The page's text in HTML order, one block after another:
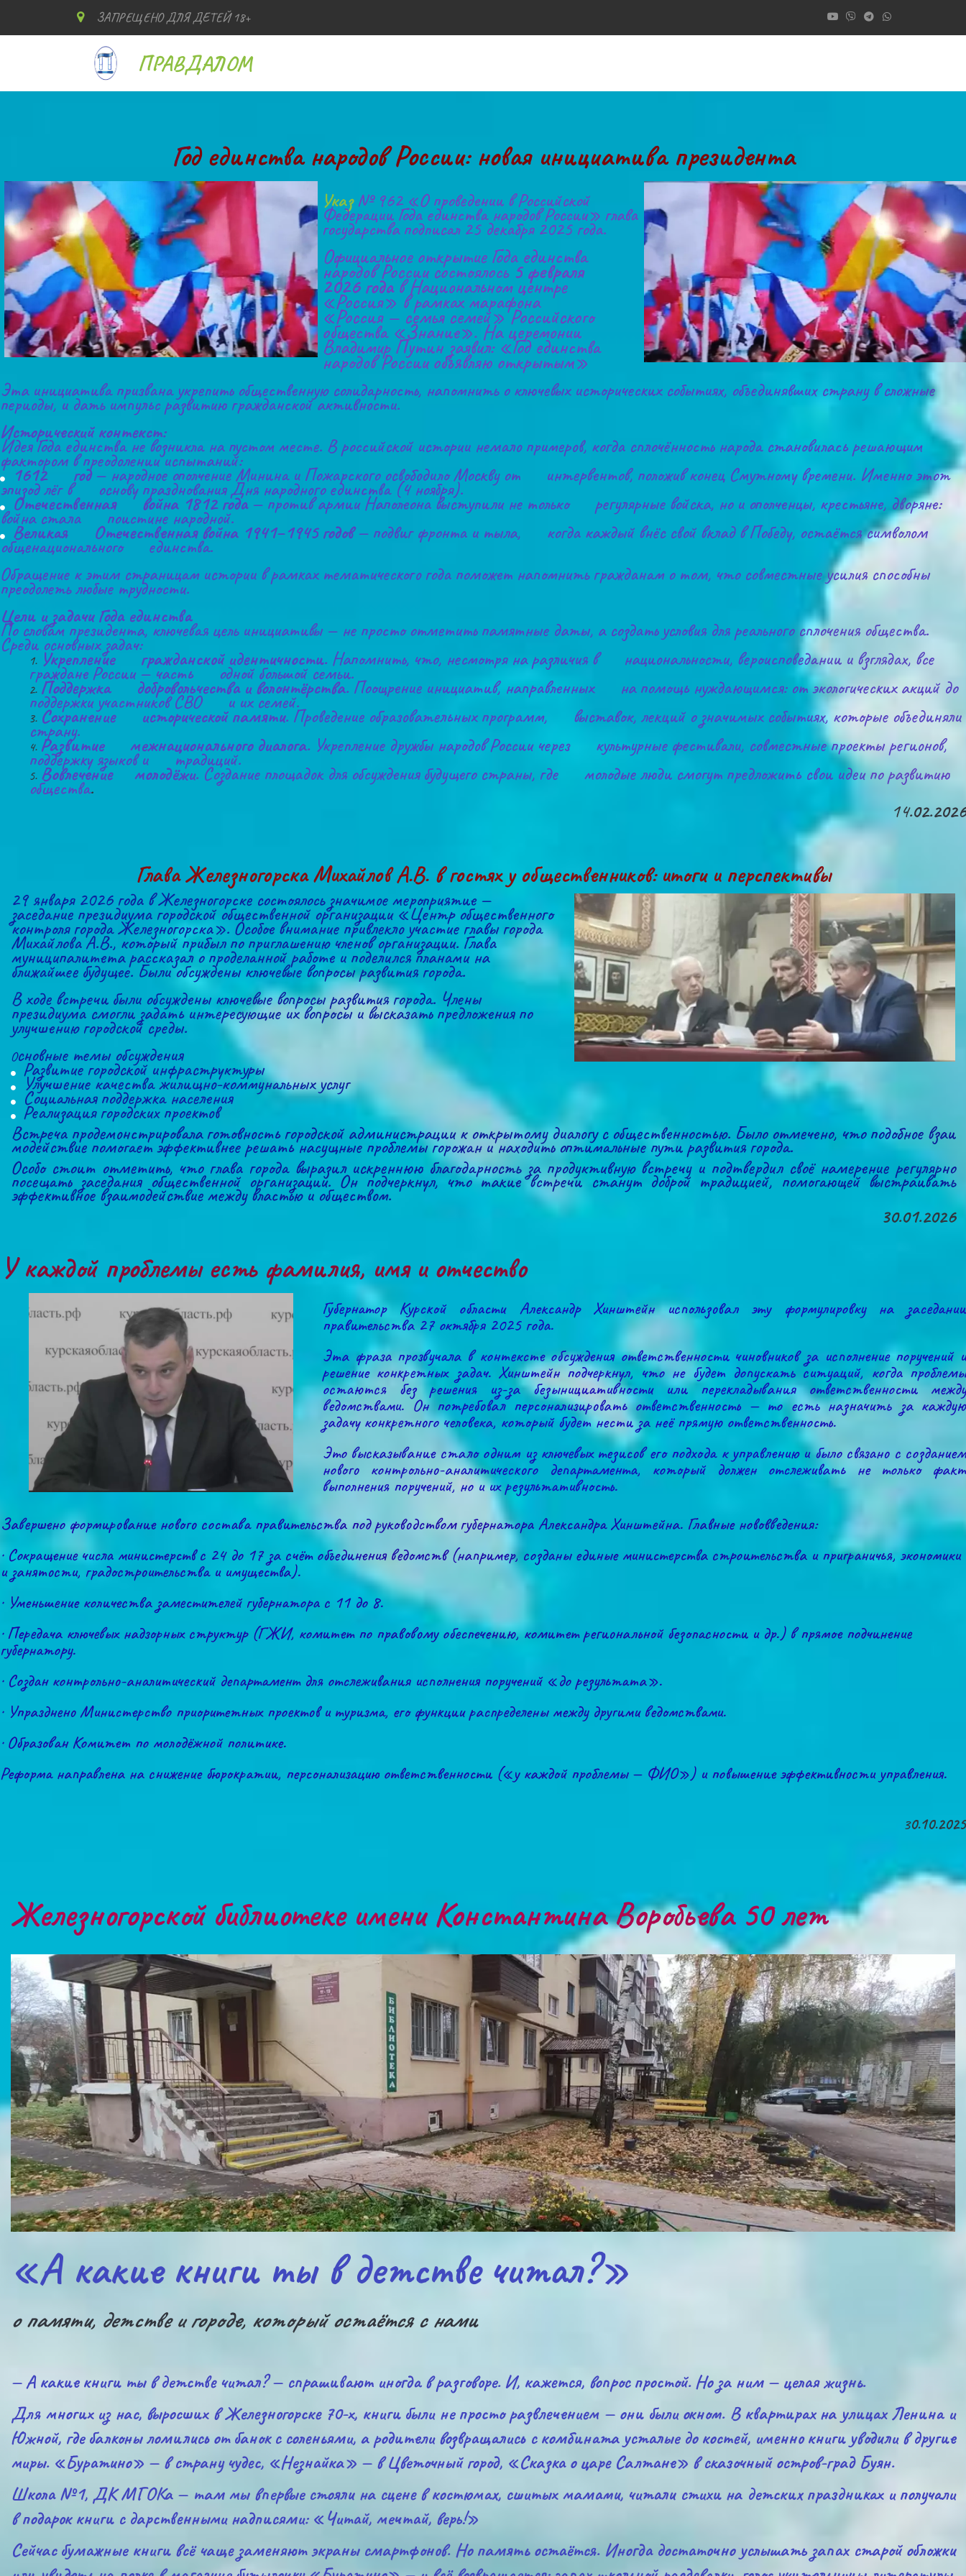
ЗАПРЕЩЕНО ДЛЯ ДЕТЕЙ 18+
ПРАВДАЛОМ
Год единства народов России: новая инициатива президента
Указ № 962 «О проведении в Российской
Федерации Года единства народов России» глава
государства подписал 25 декабря 2025 года.
Официальное открытие Года единства
народов России состоялось 5 февраля
2026 года в Национальном центре
«Россия» в рамках марафона
«Россия — семья семей» Российского
общества «Знание». На церемонии
Владимир Путин заявил: «Год единства
народов России объявляю открытым»
Эта инициатива призвана укрепить общественную солидарность, напомнить о ключевых исторических событиях, объединявших страну в сложные
периоды, и дать импульс развитию гражданской активности.
Исторический контекст:
Идея Года единства не возникла на пустом месте. В российской истории немало примеров, когда сплочённость народа становилась решающим
фактором в преодолении испытаний:
1612      год — народное ополчение Минина и Пожарского освободило Москву от      интервентов, положив конец Смутному времени. Именно этот
эпизод лёг в      основу празднования Дня народного единства (4 ноября).
Отечественная      война 1812 года — против армии Наполеона выступили не только      регулярные войска, но и ополченцы, крестьяне, дворяне:
война стала      поистине народной.
Великая      Отечественная война 1941–1945 годов — подвиг фронта и тыла,      когда каждый внёс свой вклад в Победу, остаётся символом
общенационального      единства.
Обращение к этим страницам истории в рамках тематического года поможет напомнить гражданам о том, что совместные усилия способны
преодолеть любые трудности.
Цели и задачи Года единства
По словам президента, ключевая цель инициативы — не просто отметить памятные даты, а создать условия для реального сплочения общества.
Среди основных задач:
Укрепление      гражданской идентичности. Напомнить, что, несмотря на различия в      национальности, вероисповедании и взглядах, все
граждане России — часть      одной большой семьи.
Поддержка      добровольчества и волонтёрства. Поощрение инициатив, направленных      на помощь нуждающимся: от экологических акций до
поддержки участников СВО      и их семей.
Сохранение      исторической памяти. Проведение образовательных программ,      выставок, лекций о значимых событиях, которые объединяли
страну.
Развитие      межнационального диалога. Укрепление дружбы народов России через      культурные фестивали, совместные проекты регионов,
поддержку языков и      традиций.
Вовлечение     молодёжи. Создание площадок для обсуждения будущего страны, где      молодые люди смогут предложить свои идеи по развитию
общества.
14.02.2026
Глава Железногорска Михайлов А.В. в гостях у общественников: итоги и перспективы
29 января 2026 года в Железногорске состоялось значимое мероприятие —
заседание президиума городской общественной организации «Центр общественного
контроля города Железногорска». Особое внимание привлекло участие главы города
Михайлова А.В., который прибыл по приглашению членов организации. Глава
муниципалитета рассказал о проделанной работе и поделился планами на
ближайшее будущее. Были обсуждены ключевые вопросы развития города.
В ходе встречи были обсуждены ключевые вопросы развития города. Члены
президиума смогли задать интересующие их вопросы и высказать предложения по
улучшению городской среды.
Основные темы обсуждения
Развитие городской инфраструктуры
Улучшение качества жилищно-коммунальных услуг
Социальная поддержка населения
Реализация городских проектов
Встреча продемонстрировала готовность городской администрации к открытому диалогу с общественностью. Было отмечено, что подобное взаи
модействие помогает эффективнее решать насущные проблемы горожан и находить оптимальные пути развития города.
Особо стоит отметить, что глава города выразил искреннюю благодарность за продуктивную встречу и подтвердил своё намерение регулярно
посещать заседания общественной организации. Он подчеркнул, что такие встречи станут доброй традицией, помогающей выстраивать
эффективное взаимодействие между властью и обществом.
30.01.2026
У каждой проблемы есть фамилия, имя и отчество
Губернатор Курской области Александр Хинштейн использовал эту формулировку на заседании
правительства 27 октября 2025 года.
Эта фраза прозвучала в контексте обсуждения ответственности чиновников за исполнение поручений и
решение конкретных задач. Хинштейн подчеркнул, что не будет допускать ситуаций, когда проблемы
остаются без решения из-за безынициативности или перекладывания ответственности между
ведомствами. Он потребовал персонализировать ответственность — то есть назначить за каждую
задачу конкретного человека, который будет нести за неё прямую ответственность.
Это высказывание стало одним из ключевых тезисов его подхода к управлению и было связано с созданием
нового контрольно-аналитического департамента, который должен отслеживать не только факт
выполнения поручений, но и их результативность.
Завершено формирование нового состава правительства под руководством губернатора Александра Хинштейна. Главные нововведения:
· Сокращение числа министерств с 24 до 17 за счёт объединения ведомств (например, созданы единые министерства строительства и приграничья, экономики
и занятости, градостроительства и имущества).
· Уменьшение количества заместителей губернатора с 11 до 8.
· Передача ключевых надзорных структур (ГЖИ, комитет по правовому обеспечению, комитет региональной безопасности и др.) в прямое подчинение
губернатору.
· Создан контрольно-аналитический департамент для отслеживания исполнения поручений «до результата».
· Упразднено Министерство приоритетных проектов и туризма, его функции распределены между другими ведомствами.
· Образован Комитет по молодёжной политике.
Реформа направлена на снижение бюрократии, персонализацию ответственности («у каждой проблемы — ФИО») и повышение эффективности управления.
30.10.2025
Железногорской библиотеке имени Константина Воробьева 50 лет
«А какие книги ты в детстве читал?»
о памяти, детстве и городе, который остаётся с нами
— А какие книги ты в детстве читал? — спрашивают иногда в разговоре. И, кажется, вопрос простой. Но за ним — целая жизнь.
Для многих из нас, выросших в Железногорске 70-х, книги были не просто развлечением — они были окном. В квартирах на улицах Ленина и
Южной, где балконы ломились от банок с соленьями, а родители возвращались с комбината усталые до костей, именно книги уводили в другие
миры. «Буратино» — в страну чудес, «Незнайка» — в Цветочный город, «Сказка о царе Салтане» в сказочный остров-град Буян.
Школа №1, ДК МГОКа — там мы впервые стояли на сцене в костюмах, сшитых мамами, читали стихи на детских праздниках и получали
в подарок книги с дарственными надписями: «Читай, мечтай, верь!»
Сейчас бумажные книги всё чаще заменяют экраны смартфонов. Но память остаётся. Иногда достаточно услышать запах старой обложки